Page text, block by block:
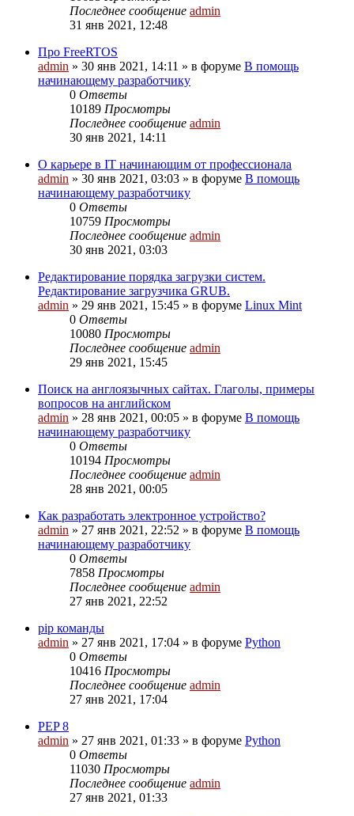
Последнее сообщение admin
31 янв 2021, 12:48
Про FreeRTOS
admin » 30 янв 2021, 14:11 » в форуме В помощь
начинающему разработчику
0 Ответы
10189 Просмотры
Последнее сообщение admin
30 янв 2021, 14:11
О карьере в IT начинающим от профессионала
admin » 30 янв 2021, 03:03 » в форуме В помощь
начинающему разработчику
0 Ответы
10759 Просмотры
Последнее сообщение admin
30 янв 2021, 03:03
Редактирование порядка загрузки систем.
Редактирование загрузчика GRUB.
admin » 29 янв 2021, 15:45 » в форуме Linux Mint
0 Ответы
10080 Просмотры
Последнее сообщение admin
29 янв 2021, 15:45
Поиск на англоязычных сайтах. Глаголы, примеры
вопросов на английском
admin » 28 янв 2021, 00:05 » в форуме В помощь
начинающему разработчику
0 Ответы
10194 Просмотры
Последнее сообщение admin
28 янв 2021, 00:05
Как разработать электронное устройство?
admin » 27 янв 2021, 22:52 » в форуме В помощь
начинающему разработчику
0 Ответы
7858 Просмотры
Последнее сообщение admin
27 янв 2021, 22:52
pip команды
admin » 27 янв 2021, 17:04 » в форуме Python
0 Ответы
10416 Просмотры
Последнее сообщение admin
27 янв 2021, 17:04
PEP 8
admin » 27 янв 2021, 01:33 » в форуме Python
0 Ответы
11030 Просмотры
Последнее сообщение admin
27 янв 2021, 01:33